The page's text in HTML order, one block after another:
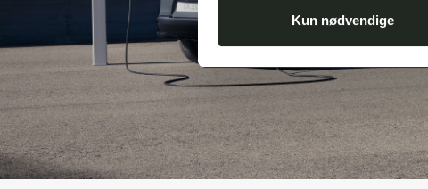
Kun nødvendige